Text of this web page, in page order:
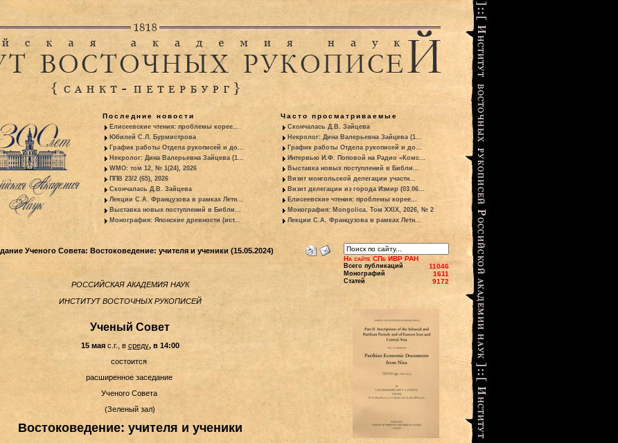
Последние новости
Елисеевские чтения: проблемы корее...
Юбилей С.Л. Бурмистрова
График работы Отдела рукописей и до...
Некролог: Дина Валерьевна Зайцева (1...
WMO: том 12, № 1(24), 2026
ППВ 23/2 (65), 2026
Скончалась Д.В. Зайцева
Лекции С.А. Французова в рамках Летн...
Выставка новых поступлений в Библи...
Монография: Японские древности (ист...
Часто просматриваемые
Скончалась Д.В. Зайцева
Некролог: Дина Валерьевна Зайцева (1...
График работы Отдела рукописей и до...
Интервью И.Ф. Поповой на Радио «Комс...
Выставка новых поступлений в Библи...
Визит монгольской делегации участн...
Визит делегации из города Измир (03.06...
Елисеевские чтения: проблемы корее...
Монография: Mongolica. Том XXIX, 2026, № 2
Лекции С.А. Французова в рамках Летн...
Ученого Совета: Востоковедение: учителя и ученики (15.05.2024)
РОССИЙСКАЯ АКАДЕМИЯ НАУК
ИНСТИТУТ ВОСТОЧНЫХ РУКОПИСЕЙ
Ученый Совет
15 мая с.г., в среду, в 14:00
состоится
расширенное заседание
Ученого Совета
(Зеленый зал)
Востоковедение: учителя и ученики
На сайте СПб ИВР РАН
Всего публикаций 11046
Монографий 1611
Статей 9172